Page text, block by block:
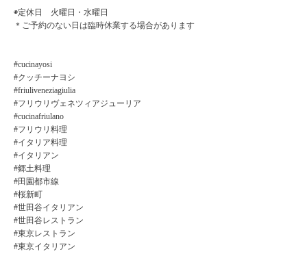
◉定休日 火曜日・水曜日
＊ご予約のない日は臨時休業する場合があります
#cucinayosi
#クッチーナヨシ
#friuliveneziagiulia
#フリウリヴェネツィアジューリア
#cucinafriulano
#フリウリ料理
#イタリア料理
#イタリアン
#郷土料理
#田園都市線
#桜新町
#世田谷イタリアン
#世田谷レストラン
#東京レストラン
#東京イタリアン